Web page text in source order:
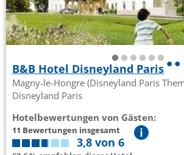
B&B Hotel Disneyland Paris
Magny-le-Hongre (Disneyland Paris
Disneyland Paris
Hotelbewertungen von Gästen:
11 Bewertungen insgesamt
3,8 von 6